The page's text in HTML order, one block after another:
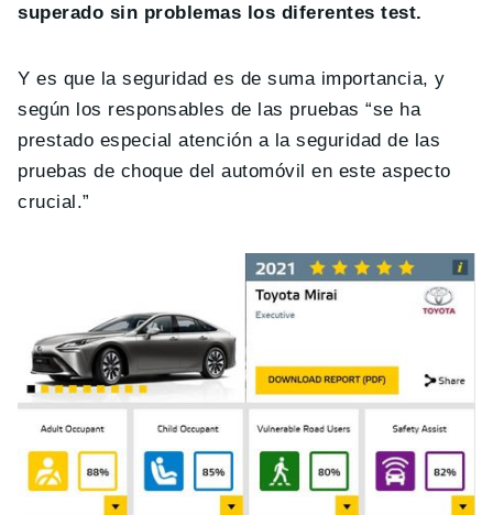
superado sin problemas los diferentes test.
Y es que la seguridad es de suma importancia, y
según los responsables de las pruebas “se ha
prestado especial atención a la seguridad de las
pruebas de choque del automóvil en este aspecto
crucial.”